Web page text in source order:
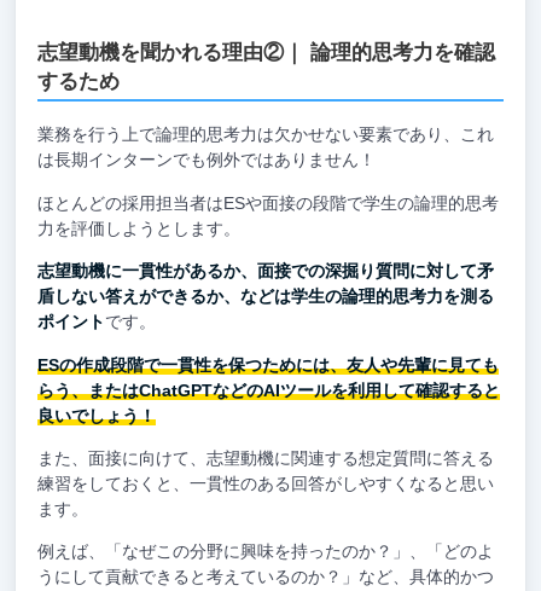
志望動機を聞かれる理由②｜ 論理的思考力を確認
するため
業務を行う上で論理的思考力は欠かせない要素であり、これ
は長期インターンでも例外ではありません！
ほとんどの採用担当者はESや面接の段階で学生の論理的思考
力を評価しようとします。
志望動機に一貫性があるか、面接での深掘り質問に対して矛
盾しない答えができるか、などは学生の論理的思考力を測る
ポイントです。
ESの作成段階で一貫性を保つためには、友人や先輩に見ても
らう、またはChatGPTなどのAIツールを利用して確認すると
良いでしょう！
また、面接に向けて、志望動機に関連する想定質問に答える
練習をしておくと、一貫性のある回答がしやすくなると思い
ます。
例えば、「なぜこの分野に興味を持ったのか？」、「どのよ
うにして貢献できると考えているのか？」など、具体的かつ